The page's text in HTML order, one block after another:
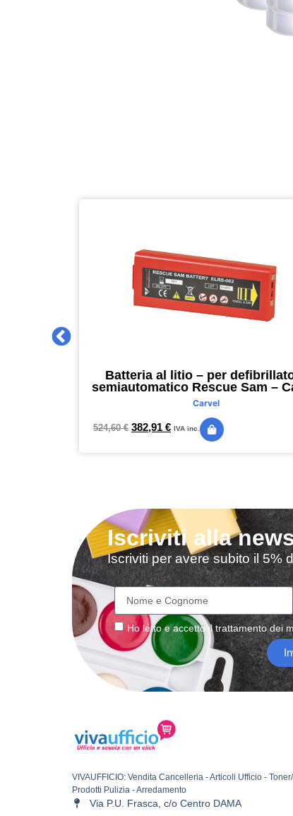
Batteria al litio – per
semiautomatico Rescue Sam –
Carvel
524,60€ 382,91 € IVA inc.
Iscriviti alla
Iscriviti per avere subito il 5%
Ho letto e accetto iltrattamentodei
VIVAUFFICIO: Vendita Cancelleria - Articoli Ufficio -
Prodotti Pulizia - Arredamento
Via P.U. Frasca, c/o Centro DAMA